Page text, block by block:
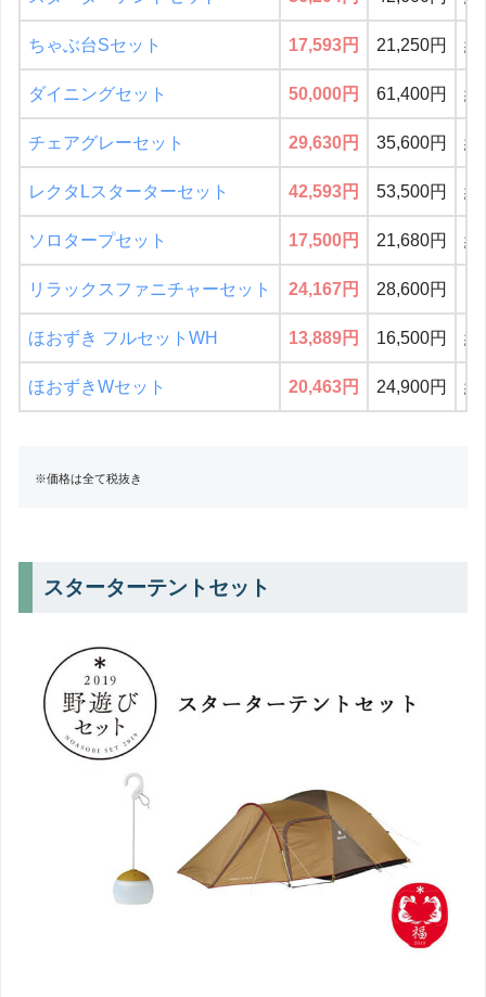
ちゃぶ台Sセット 17,593円 21,250円 約
ダイニングセット 50,000円 61,400円 約
チェアグレーセット 29,630円 35,600円 約
レクタLスターターセット 42,593円 53,500円 約
ソロタープセット 17,500円 21,680円 約
リラックスファニチャーセット 24,167円 28,600円
ほおずき フルセットWH 13,889円 16,500円 約
ほおずきWセット 20,463円 24,900円 約
※価格は全て税抜き
スターターテントセット